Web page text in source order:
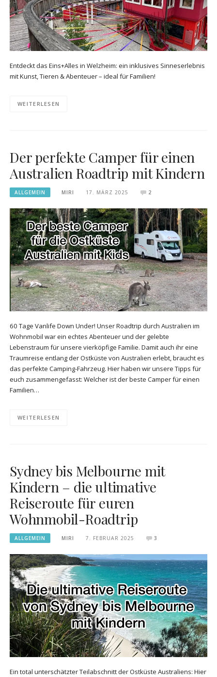
Entdeckt das Eins+Alles in Welzheim: ein inklusives Sinneserlebnis
mit Kunst, Tieren & Abenteuer – ideal für Familien!
WEITERLESEN
Der perfekte Camper für einen
Australien Roadtrip mit Kindern
ALLGEMEIN MIRI 17. MÄRZ 2025 2
60 Tage Vanlife Down Under! Unser Roadtrip durch Australien im
Wohnmobil war ein echtes Abenteuer und der gelebte
Lebenstraum für unsere vierköpfige Familie. Damit auch ihr eine
Traumreise entlang der Ostküste von Australien erlebt, braucht es
das perfekte Camping-Fahrzeug. Hier haben wir unsere Tipps für
euch zusammengefasst: Welcher ist der beste Camper für einen
Familien…
WEITERLESEN
Sydney bis Melbourne mit
Kindern – die ultimative
Reiseroute für euren
Wohnmobil-Roadtrip
ALLGEMEIN MIRI 7. FEBRUAR 2025 3
Ein total unterschätzter Teilabschnitt der Ostküste Australiens: Hier